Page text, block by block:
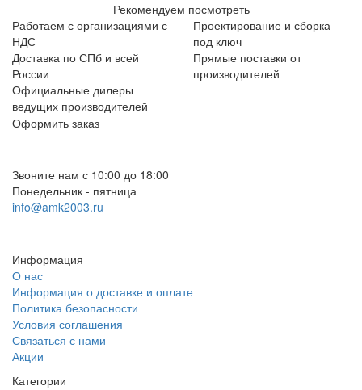
Рекомендуем посмотреть
Работаем с организациями с
НДС
Проектирование и сборка
под ключ
Доставка по СПб и всей
России
Прямые поставки от
производителей
Официальные дилеры
ведущих производителей
Оформить заказ
Звоните нам с 10:00 до 18:00
Понедельник - пятница
info@amk2003.ru
Информация
О нас
Информация о доставке и оплате
Политика безопасности
Условия соглашения
Связаться с нами
Акции
Категории